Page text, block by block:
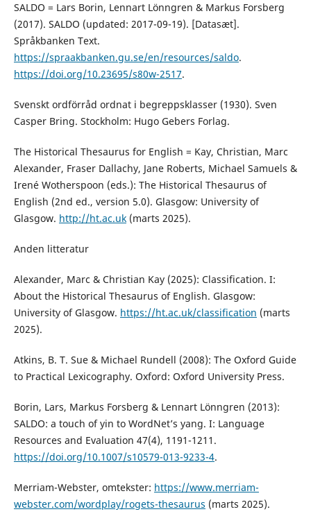
SALDO = Lars Borin, Lennart Lönngren & Markus Forsberg
(2017). SALDO (updated: 2017-09-19). [Datasæt].
Språkbanken Text.
https://spraakbanken.gu.se/en/resources/saldo.
https://doi.org/10.23695/s80w-2517.
Svenskt ordförråd ordnat i begreppsklasser (1930). Sven
Casper Bring. Stockholm: Hugo Gebers Forlag.
The Historical Thesaurus for English = Kay, Christian, Marc
Alexander, Fraser Dallachy, Jane Roberts, Michael Samuels &
Irené Wotherspoon (eds.): The Historical Thesaurus of
English (2nd ed., version 5.0). Glasgow: University of
Glasgow. http://ht.ac.uk(marts 2025).
Anden litteratur
Alexander, Marc & Christian Kay (2025): Classification. I:
About the Historical Thesaurus of English. Glasgow:
University of Glasgow. https://ht.ac.uk/classification (marts
2025).
Atkins, B. T. Sue & Michael Rundell (2008): The Oxford Guide
to Practical Lexicography. Oxford: Oxford University Press.
Borin, Lars, Markus Forsberg & Lennart Lönngren (2013):
SALDO: a touch of yin to WordNet’s yang. I: Language
Resources and Evaluation 47(4), 1191-1211.
https://doi.org/10.1007/s10579-013-9233-4.
Merriam-Webster, omtekster: https://www.merriam-
webster.com/wordplay/rogets-thesaurus (marts 2025).